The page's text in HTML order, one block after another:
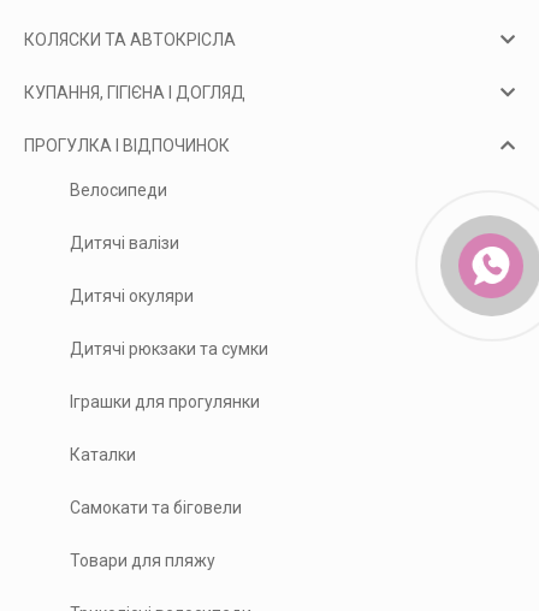
КОЛЯСКИ ТА АВТОКРІСЛА
КУПАННЯ, ГІГІЄНА І ДОГЛЯД
ПРОГУЛКА І ВІДПОЧИНОК
Велосипеди
Дитячі валізи
Дитячі окуляри
Дитячі рюкзаки та сумки
Іграшки для прогулянки
Каталки
Самокати та біговели
Товари для пляжу